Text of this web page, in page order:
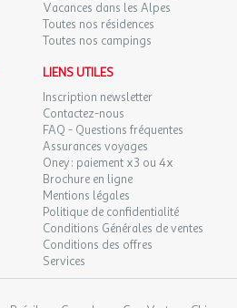
Vacances dans les Alpes
Toutes nos résidences
Toutes nos campings
LIENS UTILES
Inscription newsletter
Contactez-nous
FAQ - Questions fréquentes
Assurances voyages
Oney : paiement x3 ou 4x
Brochure en ligne
Mentions légales
Politique de confidentialité
Conditions Générales de ventes
Conditions des offres
Services